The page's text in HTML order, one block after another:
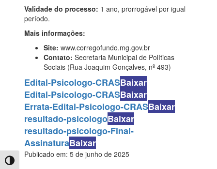
Toggle High Contrast
Validade do processo: 1 ano, prorrogável por igual
período.
Mais informações:
Site: www.corregofundo.mg.gov.br
Contato: Secretaria Municipal de Políticas
Sociais (Rua Joaquim Gonçalves, nº 493)
Edital-Psicologo-CRASBaixar
Edital-Psicologo-CRASBaixar
Errata-Edital-Psicologo-CRASBaixar
resultado-psicologoBaixar
resultado-psicologo-Final-
AssinaturaBaixar
Publicado em: 5 de junho de 2025